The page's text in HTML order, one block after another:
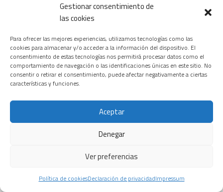
Gestionar consentimiento de
las cookies
Para ofrecer las mejores experiencias, utilizamos tecnologías como las
cookies para almacenar y/o acceder a la información del dispositivo. El
consentimiento de estas tecnologías nos permitirá procesar datos como el
comportamiento de navegación o las identificaciones únicas en este sitio. No
consentir o retirar el consentimiento, puede afectar negativamente a ciertas
características y funciones.
Aceptar
Denegar
Ver preferencias
Política de cookiesDeclaración de privacidadImpressum